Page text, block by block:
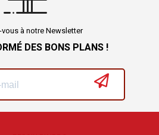
à notre Newsletter
DES BONS PLANS !